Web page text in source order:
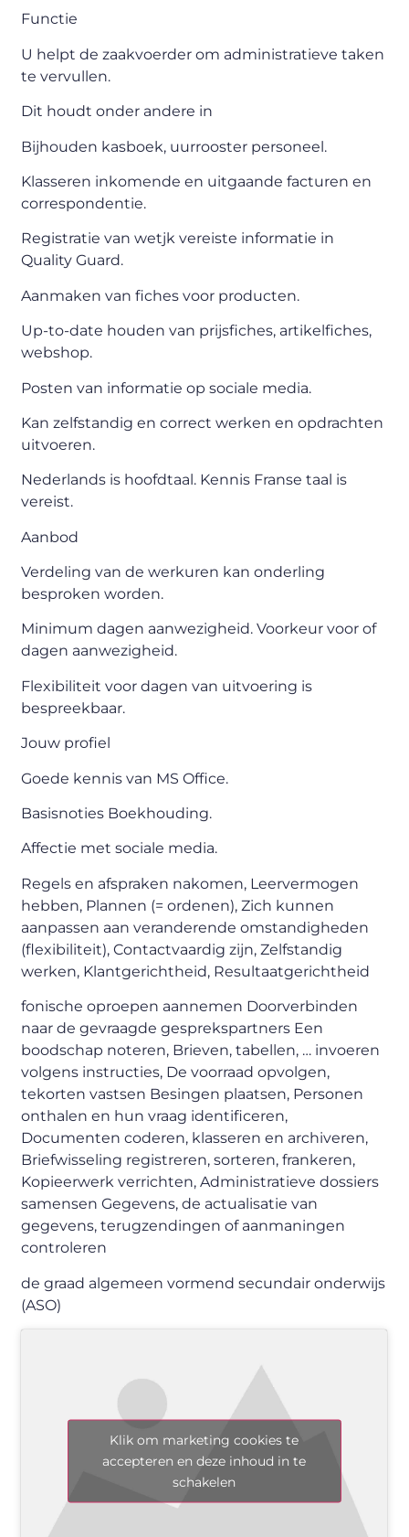
Functie
U helpt de zaakvoerder om administratieve taken
te vervullen.
Dit houdt onder andere in
Bijhouden kasboek, uurrooster personeel.
Klasseren inkomende en uitgaande facturen en
correspondentie.
Registratie van wetjk vereiste informatie in
Quality Guard.
Aanmaken van fiches voor producten.
Up-to-date houden van prijsfiches, artikelfiches,
webshop.
Posten van informatie op sociale media.
Kan zelfstandig en correct werken en opdrachten
uitvoeren.
Nederlands is hoofdtaal. Kennis Franse taal is
vereist.
Aanbod
Verdeling van de werkuren kan onderling
besproken worden.
Minimum dagen aanwezigheid. Voorkeur voor of
dagen aanwezigheid.
Flexibiliteit voor dagen van uitvoering is
bespreekbaar.
Jouw profiel
Goede kennis van MS Office.
Basisnoties Boekhouding.
Affectie met sociale media.
Regels en afspraken nakomen, Leervermogen
hebben, Plannen (= ordenen), Zich kunnen
aanpassen aan veranderende omstandigheden
(flexibiliteit), Contactvaardig zijn, Zelfstandig
werken, Klantgerichtheid, Resultaatgerichtheid
fonische oproepen aannemen Doorverbinden
naar de gevraagde gesprekspartners Een
boodschap noteren, Brieven, tabellen, … invoeren
volgens instructies, De voorraad opvolgen,
tekorten vastsen Besingen plaatsen, Personen
onthalen en hun vraag identificeren,
Documenten coderen, klasseren en archiveren,
Briefwisseling registreren, sorteren, frankeren,
Kopieerwerk verrichten, Administratieve dossiers
samensen Gegevens, de actualisatie van
gegevens, terugzendingen of aanmaningen
controleren
de graad algemeen vormend secundair onderwijs
(ASO)
Klik om marketing cookies te
accepteren en deze inhoud in te
schakelen